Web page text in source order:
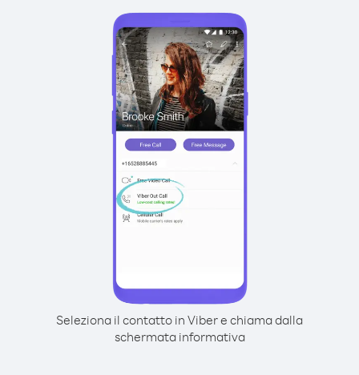
Seleziona il contatto in Viber e chiama dalla
schermata informativa